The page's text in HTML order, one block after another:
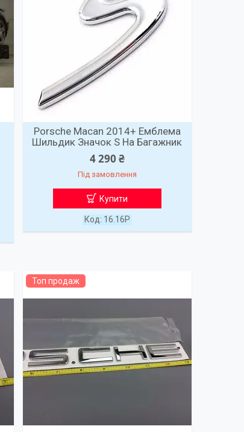
Porsche Macan 2014+ Емблема
Шильдик Значок S На Багажник
4 290 ₴
Під замовлення
Купити
16.16P
Топ продаж